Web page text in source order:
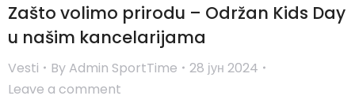
Zašto volimo prirodu – Održan Kids Day
u našim kancelarijama
Vesti By Admin SportTime
28 јун 2024
Leave a comment